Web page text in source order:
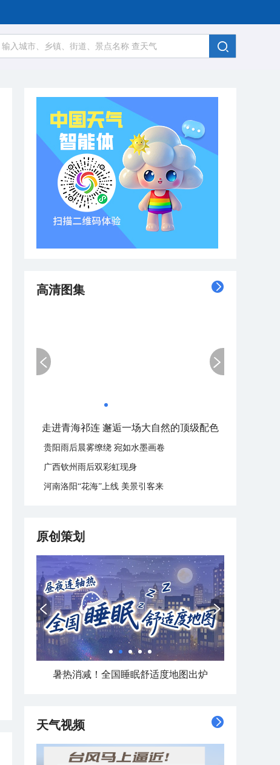
高清图集
走进青海祁连 邂逅一场大自然的顶级配色
贵阳雨后晨雾缭绕 宛如水墨画卷
广西钦州雨后双彩虹现身
河南洛阳“花海”上线 美景引客来
原创策划
暑热消减！全国睡眠舒适度地图出炉
天气视频